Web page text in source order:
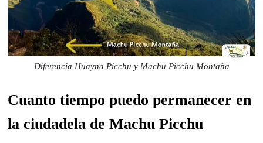
Diferencia Huayna Picchu y Machu Picchu Montaña
Cuanto tiempo puedo permanecer en
la ciudadela de Machu Picchu